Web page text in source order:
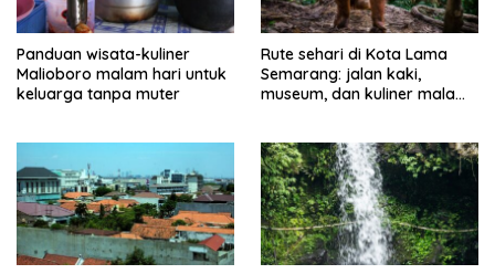
Panduan wisata-kuliner
Malioboro malam hari untuk
keluarga tanpa muter
Rute sehari di Kota Lama
Semarang: jalan kaki,
museum, dan kuliner malam